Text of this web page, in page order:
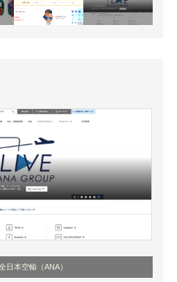
日本空輸（ANA）